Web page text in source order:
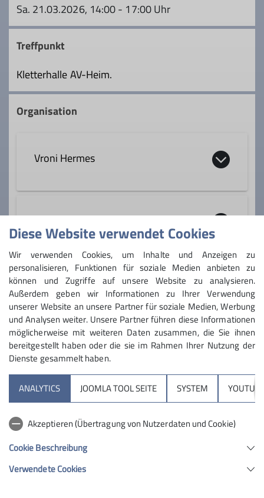
Sa. 21.03.2026, 14:00 - 17:00 Uhr
Treffpunkt
Kletterhalle AV-Heim.
Organisation
Vroni Hermes
veronika.hermes@dav-geltendorf.de
Qualifikationen
Trainerin C Bergsteigen
Sylvia Summerer
08144 939567
sylvia.summerer@dav-geltendorf.de
Qualifikationen
Trainerin C Bergwandern
Kletterbetreuerin
Anmeldung
Online
Partnersektionen
Services
Diese Website verwendet Cookies
Wir verwenden Cookies, um Inhalte und Anzeigen zu
personalisieren, Funktionen für soziale Medien anbieten zu
können und Zugriffe auf unsere Website zu analysieren.
Außerdem geben wir Informationen zu Ihrer Verwendung
unserer Website an unsere Partner für soziale Medien, Werbung
und Analysen weiter. Unsere Partner führen diese Informationen
möglicherweise mit weiteren Daten zusammen, die Sie ihnen
bereitgestellt haben oder die sie im Rahmen Ihrer Nutzung der
Dienste gesammelt haben.
ANALYTICS JOOMLA TOOL SEITE SYSTEM
Akzeptieren (Übertragung von Nutzerdaten und Cookie)
Cookie Beschreibung
Verwendete Cookies